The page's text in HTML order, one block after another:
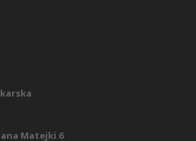
Matejki 6